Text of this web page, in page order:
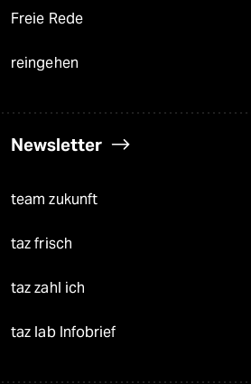
Freie Rede
reingehen
Newsletter
team zukunft
taz frisch
taz zahl ich
taz lab Infobrief